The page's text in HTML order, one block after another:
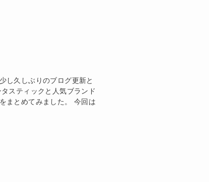
し久しぶりのブログ更新と
スティックと人気ブランド
まとめてみました。 今回は